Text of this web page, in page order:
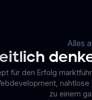
Alles
für den Erfolg
nahtlose
zu einem